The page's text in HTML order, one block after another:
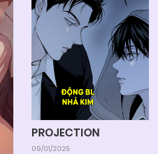
PROJECTION
09/01/2025